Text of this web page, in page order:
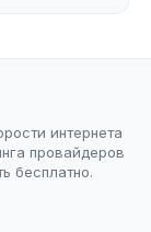
интернета
провайдеров
бесплатно.